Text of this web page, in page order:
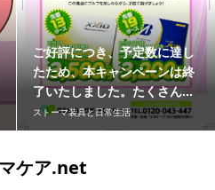
ご好評につき、予定数に達し
たため、本キャンペーンは終
了いたしました。たくさん...
ストーマ装具と日常生活
ケア.net